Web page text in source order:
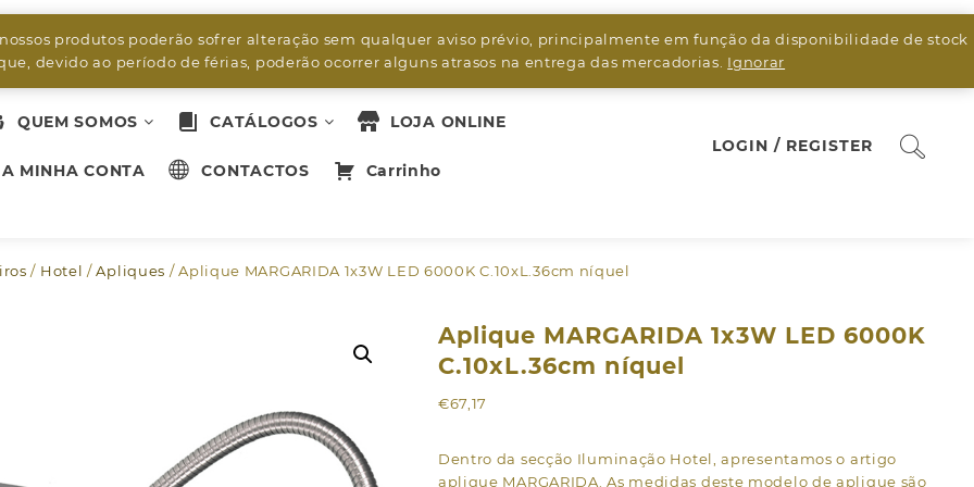
produtos poderão sofrer alteração sem qualquer aviso prévio, principalmente em função da disponibilidade de stock
devido ao período de férias, poderão ocorrer alguns atrasos na entrega das mercadorias. Ignorar
QUEM SOMOS CATÁLOGOS LOJA ONLINE
A MINHA CONTA CONTACTOS Carrinho
LOGIN / REGISTER
/ Hotel /Apliques / Aplique MARGARIDA 1x3W LED 6000K C.10xL.36cm níquel
Aplique MARGARIDA 1x3W LED 6000K
C.10xL.36cm níquel
€67,17
Dentro da secção Iluminação Hotel, apresentamos o artigo
aplique MARGARIDA. As medidas deste modelo de aplique são